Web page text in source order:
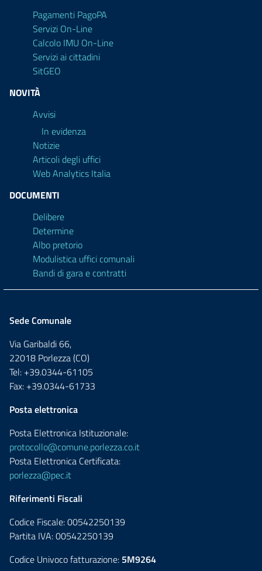
Pagamenti PagoPA
Servizi On-Line
Calcolo IMU On-Line
Servizi ai cittadini
SitGEO
NOVITÀ
Avvisi
In evidenza
Notizie
Articoli degli uffici
Web Analytics Italia
DOCUMENTI
Delibere
Determine
Albo pretorio
Modulistica uffici comunali
Bandi di gara e contratti
Sede Comunale
Via Garibaldi 66,
22018 Porlezza (CO)
Tel: +39.0344-61105
Fax: +39.0344-61733
Posta elettronica
Posta Elettronica Istituzionale:
protocollo@comune.porlezza.co.it
Posta Elettronica Certificata:
porlezza@pec.it
Riferimenti Fiscali
Codice Fiscale: 00542250139
Partita IVA: 00542250139
Codice Univoco fatturazione: 5M9264